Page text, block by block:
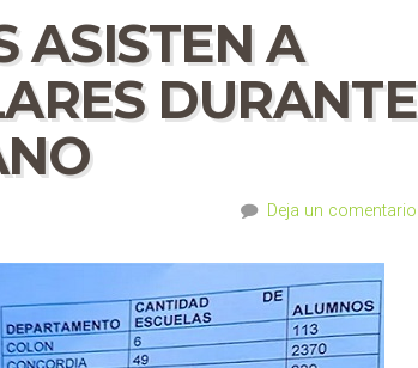
ASISTEN A
DURANTE
Deja un comentario